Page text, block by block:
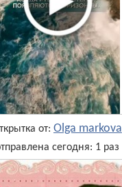
от: Olga markova
сегодня: 1 раз